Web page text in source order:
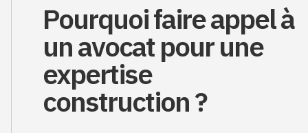
Pourquoi faire appel à
un avocat pour une
expertise
construction ?